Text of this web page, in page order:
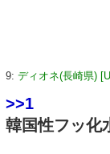
9: ディオネ(長崎県)
>>1
韓国性フッ化